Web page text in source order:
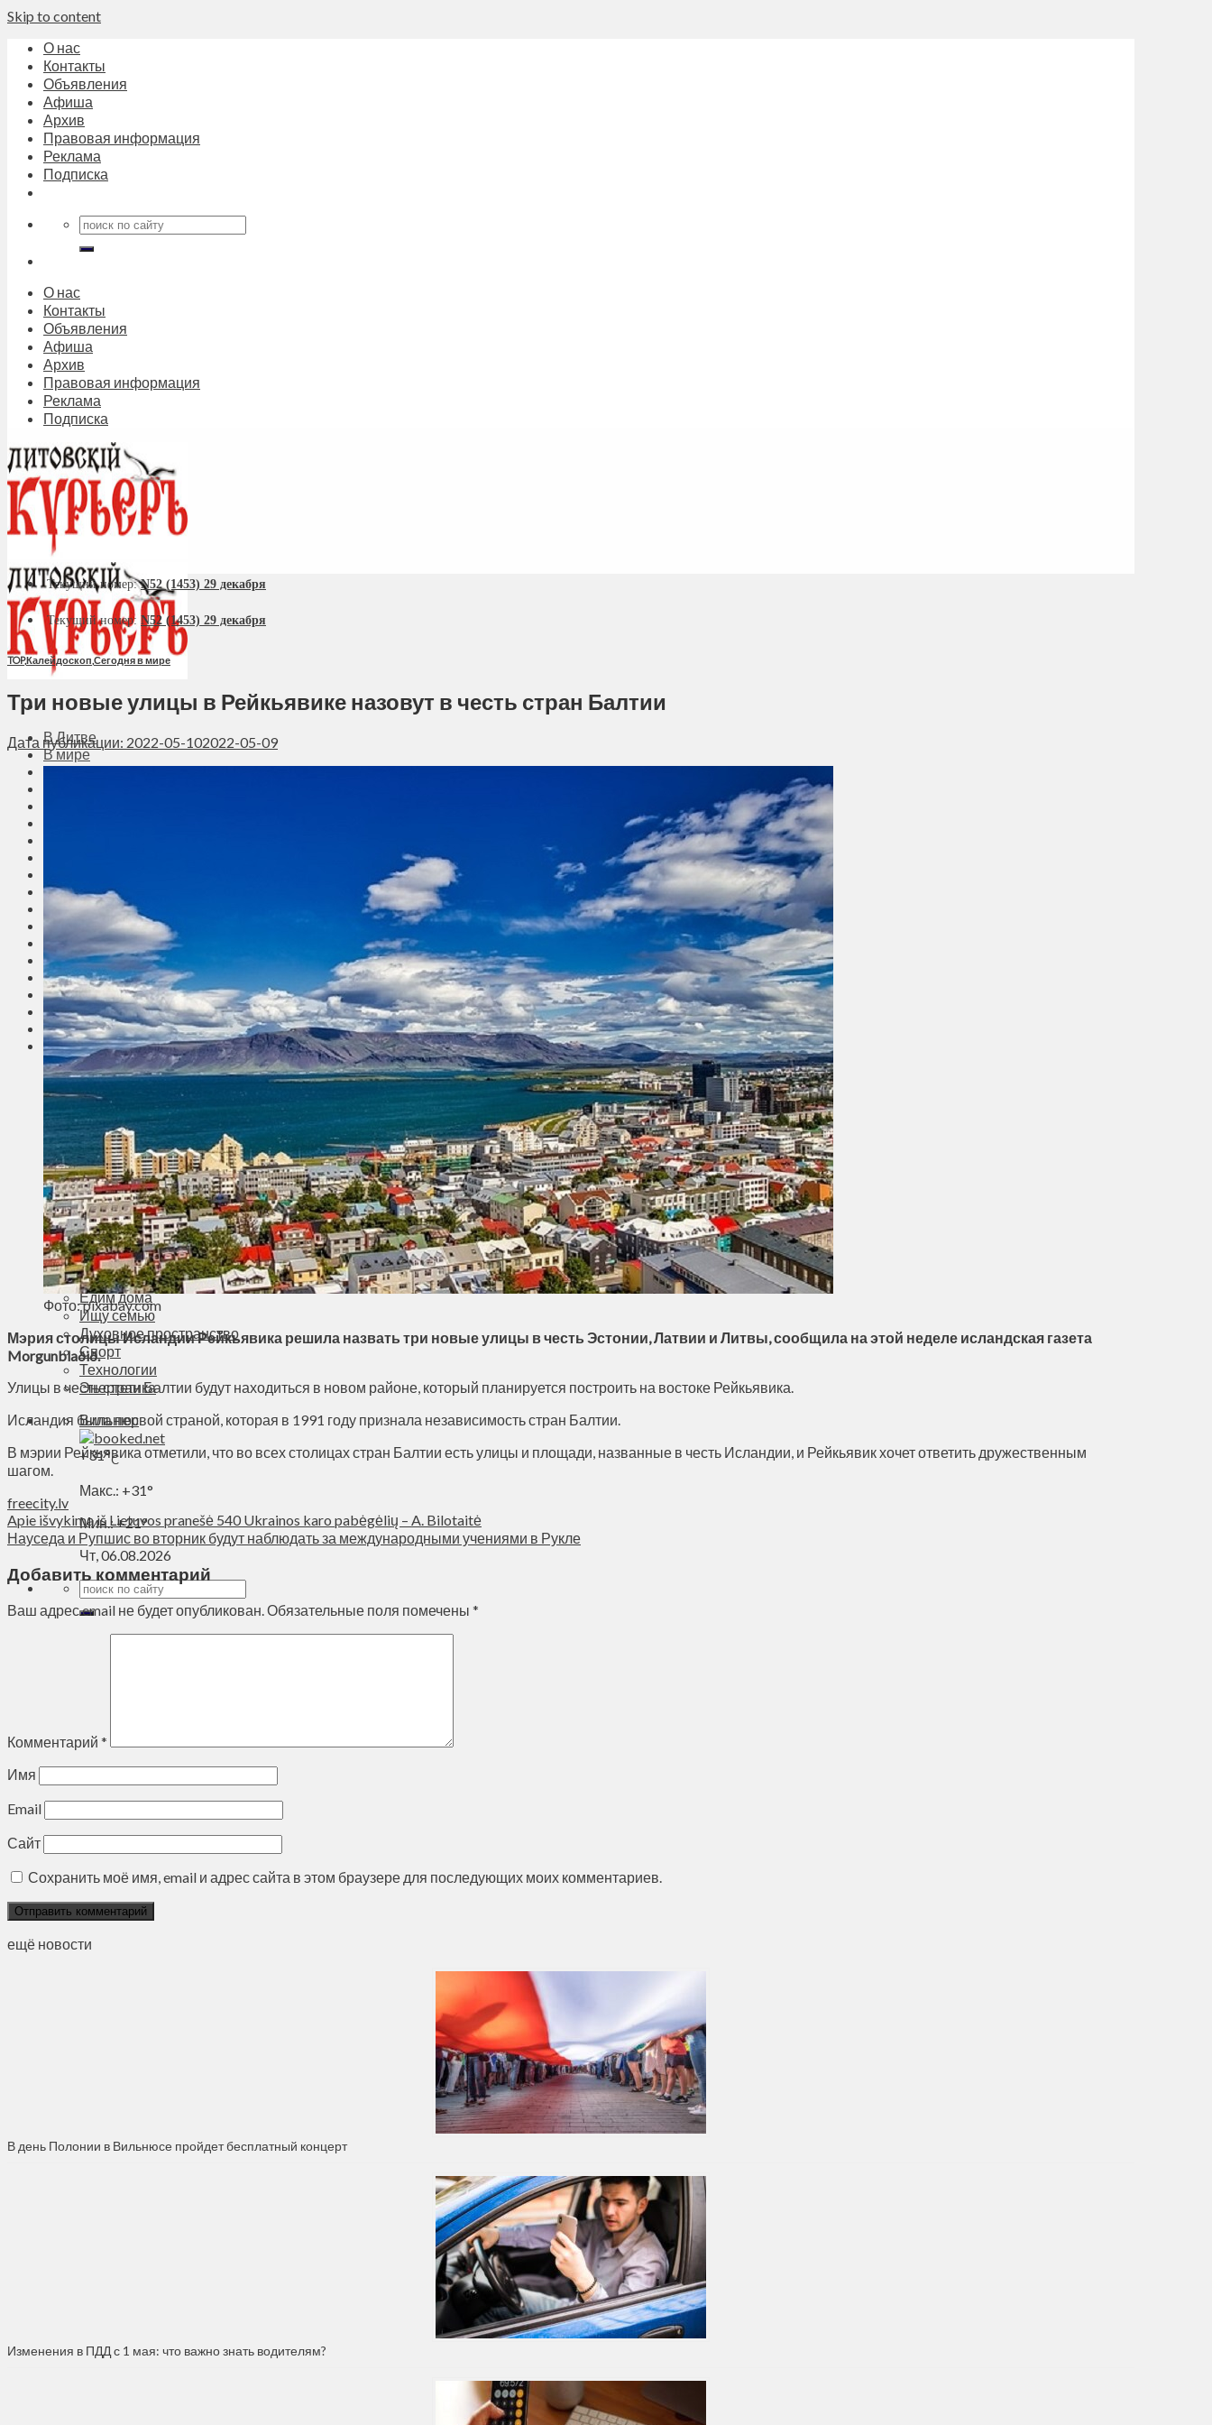
Skip to content
О нас
Контакты
Объявления
Афиша
Архив
Правовая информация
Реклама
Подписка
О нас
Контакты
Объявления
Афиша
Архив
Правовая информация
Реклама
Подписка
В Литве
В мире
Политика
Висагинас
Регионы
Соседи
Транспорт
Выбор читателей
Калейдоскоп
Армия
Сейм Литвы
Культура
Больше
Фоторепортаж
Туризм
ЛК рекомендует
Сеньорам
Образование
Здравоохранение
Экология
Происшествия
Приграничье
Деньги
Визиты
Выборы
Агроновости
Едим дома
Ищу семью
Духовное пространство
Спорт
Технологии
Энергетика
Вильнюс
+31°C
Макс.: +31°
Мин.:+21°
Чт, 06.08.2026
Текущий номер:N52 (1453) 29 декабря
Текущий номер: N52 (1453) 29 декабря
TOP,Калейдоскоп,Сегодня в мире
Три новые улицы в Рейкьявике назовут в честь стран Балтии
Дата публикации: 2022-05-102022-05-09
Фото: pixabay.com
Мэрия столицы Исландии Рейкьявика решила назвать три новые улицы в честь Эстонии, Латвии и Литвы, сообщила на этой неделе исландская газета
Morgunblaðið.
Улицы в честь стран Балтии будут находиться в новом районе, который планируется построить на востоке Рейкьявика.
Исландия была первой страной, которая в 1991 году признала независимость стран Балтии.
В мэрии Рейкьявика отметили, что во всех столицах стран Балтии есть улицы и площади, названные в честь Исландии, и Рейкьявик хочет ответить дружественным
шагом.
freecity.lv
Apie išvykimą iš Lietuvos pranešė 540 Ukrainos karo pabėgėlių – A. Bilotaitė
Науседа и Рупшис во вторник будут наблюдать за международными учениями в Рукле
Добавить комментарий
Ваш адрес email не будет опубликован.Обязательные поля помечены *
Комментарий *
Имя
Email
Сайт
Сохранить моё имя, email и адрес сайта в этом браузере для последующих моих комментариев.
ещё новости
В день Полонии в Вильнюсе пройдет бесплатный концерт
Изменения в ПДД с 1 мая: что важно знать водителям?